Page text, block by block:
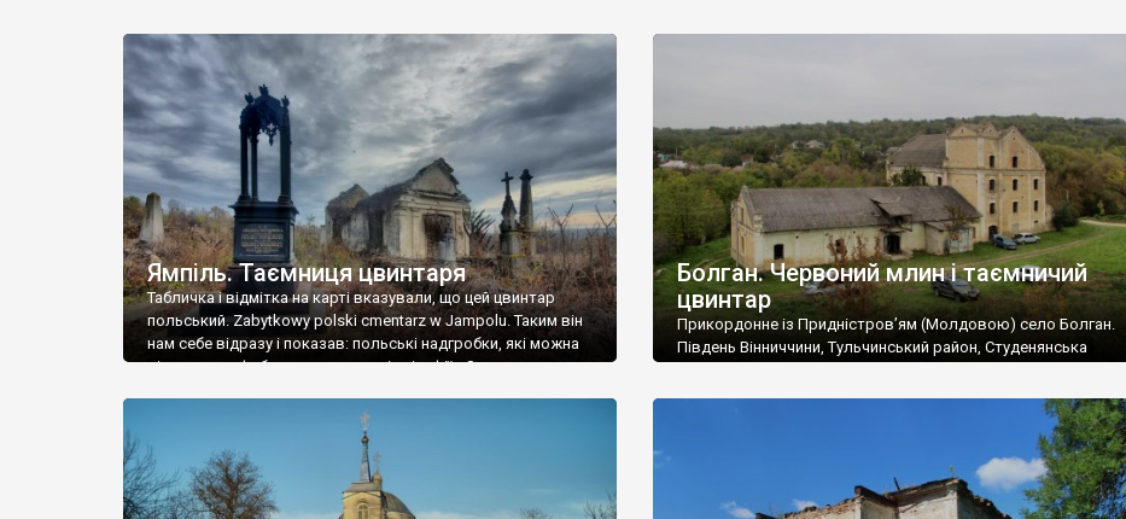
бруньками, кози ті бруньки обгризають, бо то улюблений
делікатес. На цвинтарі у Голубечому ціла колекція
різноманітних форм хрестів. Село відносно невелике, […]
Ямпіль. Таємниця цвинтаря
Табличка і відмітка на карті вказували, що цей цвинтар
польський. Zabytkowy polski cmentarz w Jampolu. Таким він
нам себе відразу і показав: польські надгробки, які можна
віднести до фабричних, польські епітафії… Загалом цвинтар
виявилося більше семи гектарів. Перше враження про
абсолютну звичайність польського цвинтаря виявилося
оманливим – […]
Болган. Червоний млин і таємничий
цвинтар
Прикордонне із Придністров’ям (Молдовою) село Болган.
Південь Вінниччини, Тульчинський район, Студенянська
старовинний цвинтар із кам’яними хрестами. Всі епітафії, які
збереглися, написані кирилицею, церковнослов’янською
мовою. За всіма традиційними ознаками – цвинтар
український. Хрести датуються 19 століттям. У 1924-1940
роках Болган […]